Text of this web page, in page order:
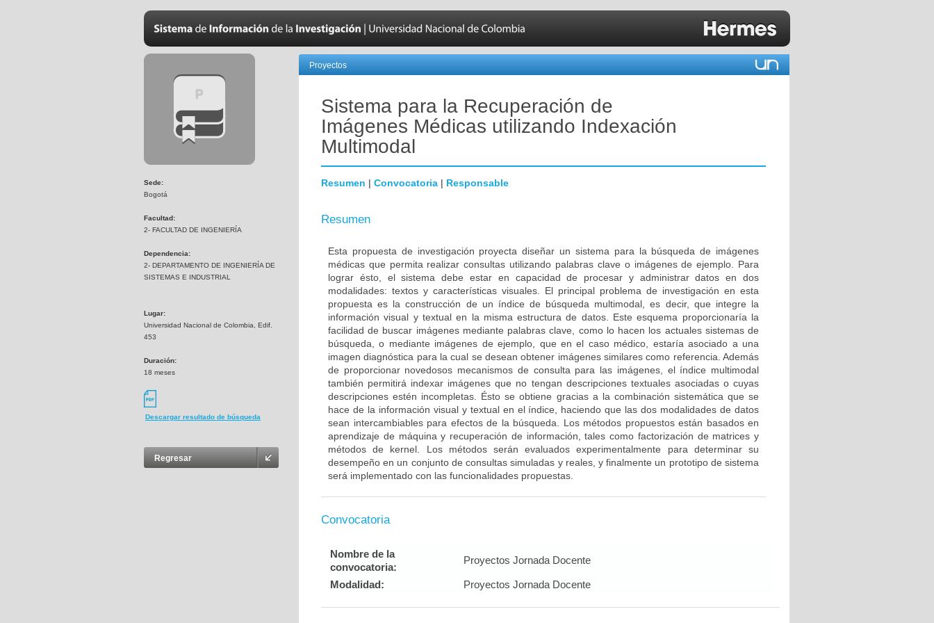
Sede:
Bogotá
Facultad:
2- FACULTAD DE INGENIERÍA
Dependencia:
2- DEPARTAMENTO DE INGENIERÍA DE
SISTEMAS E INDUSTRIAL
Lugar:
Universidad Nacional de Colombia, Edif.
453
Duración:
18 meses
Descargar resultado de búsqueda
Regresar
Proyectos
Sistema para la Recuperación de
Imágenes Médicas utilizando Indexación
Multimodal
Resumen | Convocatoria | Responsable
Resumen
Esta propuesta de investigación proyecta diseñar un sistema para la búsqueda de imágenes
médicas que permita realizar consultas utilizando palabras clave o imágenes de ejemplo. Para
lograr ésto, el sistema debe estar en capacidad de procesar y administrar datos en dos
modalidades: textos y características visuales. El principal problema de investigación en esta
propuesta es la construcción de un índice de búsqueda multimodal, es decir, que integre la
información visual y textual en la misma estructura de datos. Este esquema proporcionaría la
facilidad de buscar imágenes mediante palabras clave, como lo hacen los actuales sistemas de
búsqueda, o mediante imágenes de ejemplo, que en el caso médico, estaría asociado a una
imagen diagnóstica para la cual se desean obtener imágenes similares como referencia. Además
de proporcionar novedosos mecanismos de consulta para las imágenes, el índice multimodal
también permitirá indexar imágenes que no tengan descripciones textuales asociadas o cuyas
descripciones estén incompletas. Ésto se obtiene gracias a la combinación sistemática que se
hace de la información visual y textual en el índice, haciendo que las dos modalidades de datos
sean intercambiables para efectos de la búsqueda. Los métodos propuestos están basados en
aprendizaje de máquina y recuperación de información, tales como factorización de matrices y
métodos de kernel. Los métodos serán evaluados experimentalmente para determinar su
desempeño en un conjunto de consultas simuladas y reales, y finalmente un prototipo de sistema
será implementado con las funcionalidades propuestas.
Convocatoria
Nombre de la
convocatoria:
Proyectos Jornada Docente
Modalidad: Proyectos Jornada Docente